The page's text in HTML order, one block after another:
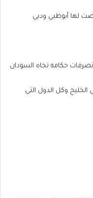
لها أبوظبي ودبي
تصرفات حكامه تجاه السودان
وكل الدول التي